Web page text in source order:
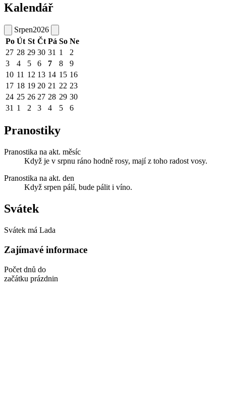
Kalendář
Srpen2026
Po Út St Čt Pá So Ne
27 28 29 30 31 1
2
3
4 5 6 7 8
9
10 11 12 13 14 15 16
17 18 19 20 21 22 23
24 25 26 27 28 29 30
31 1 2 3 4 5 6
Pranostiky
Pranostika na akt. měsíc
Když je v srpnu ráno hodně rosy, mají z toho radost vosy.
Pranostika na akt. den
Když srpen pálí, bude pálit i víno.
Svátek
Svátek má Lada
Zajímavé informace
Počet dnů do
začátku prázdnin